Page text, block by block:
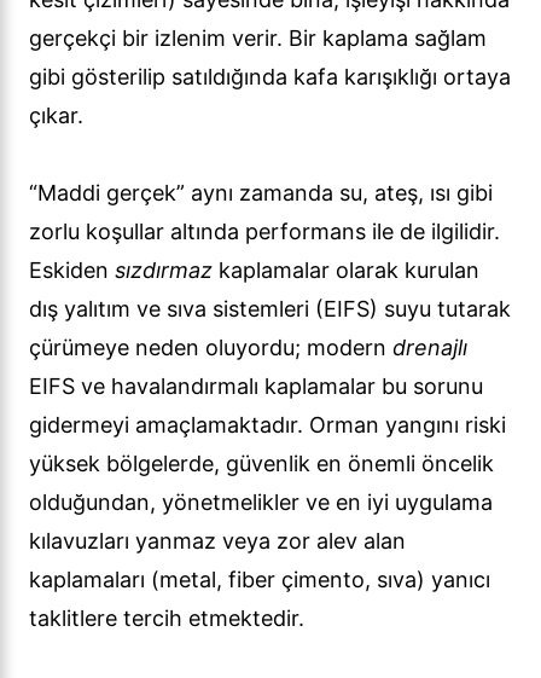
gerçekçi bir izlenim verir. Bir kaplama sağlam
gibi gösterilip satıldığında kafa karışıklığı ortaya
çıkar.
“Maddi gerçek” aynı zamanda su, ateş, ısı gibi
zorlu koşullar altında performans ile de ilgilidir.
Eskiden sızdırmaz kaplamalar olarak kurulan
dış yalıtım ve sıva sistemleri (EIFS) suyu tutarak
çürümeye neden oluyordu; modern drenajlı
EIFS ve havalandırmalı kaplamalar bu sorunu
gidermeyi amaçlamaktadır. Orman yangını riski
yüksek bölgelerde, güvenlik en önemli öncelik
olduğundan, yönetmelikler ve en iyi uygulama
kılavuzları yanmaz veya zor alev alan
kaplamaları (metal, fiber çimento, sıva) yanıcı
taklitlere tercih etmektedir.